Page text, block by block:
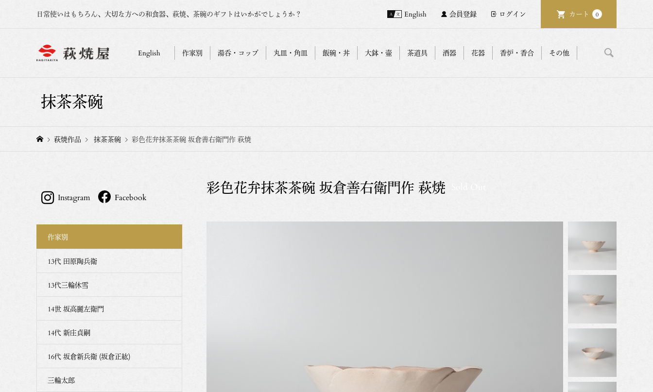
日常使いはもちろん、大切な方への和食器、萩焼、茶碗のギフトはいかがでしょうか？ English 会員登録 ログイン カート 0
English 作家別 湯呑・コップ 丸皿・角皿 飯碗・丼 大鉢・壷 茶道具 酒器 花器 香炉・香合 その他
抹茶茶碗
萩焼作品 抹茶茶碗 彩色花弁抹茶茶碗 坂倉善右衛門作 萩焼
彩色花弁抹茶茶碗 坂倉善右衛門作 萩焼
Instagram Facebook
作家別
13代 田原陶兵衛
13代三輪休雪
14世 坂高麗左衛門
14代 新庄貞嗣
16代 坂倉新兵衛 (坂倉正紘)
三輪太郎